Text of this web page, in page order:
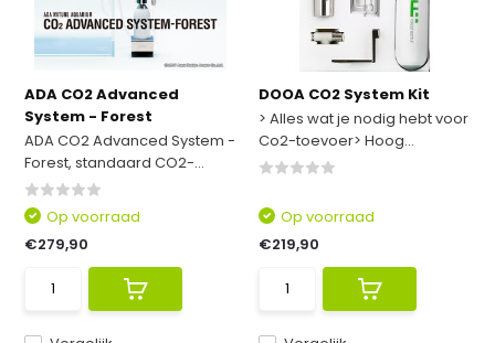
ADA CO2 Advanced
System - Forest
ADA CO2 Advanced System -
Forest, standaard CO2-...
Op voorraad
€279,90
DOOA CO2 System Kit
> Alles wat je nodig hebt voor
Co2-toevoer> Hoog...
Op voorraad
€219,90